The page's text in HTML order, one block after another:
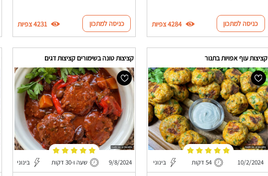
כניסה למתכון 4284 צפיות כניסה למתכון 4231 צפיות
קציצות עוף אפויות בתנור
10/2/2024 54 דקות בינוני
קציצות טונה בשימורים קציצות דגים
9/8/2024 שעה ו-30 דקות בינוני